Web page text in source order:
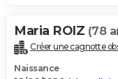
Maria ROIZ (78
Créer une cagnotte
Naissance